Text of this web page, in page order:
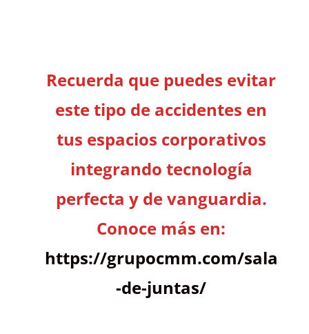
Recuerda que puedes evitar
este tipo de accidentes en
tus espacios corporativos
integrando tecnología
perfecta y de vanguardia.
Conoce más en:
https://grupocmm.com/sala
-de-juntas/